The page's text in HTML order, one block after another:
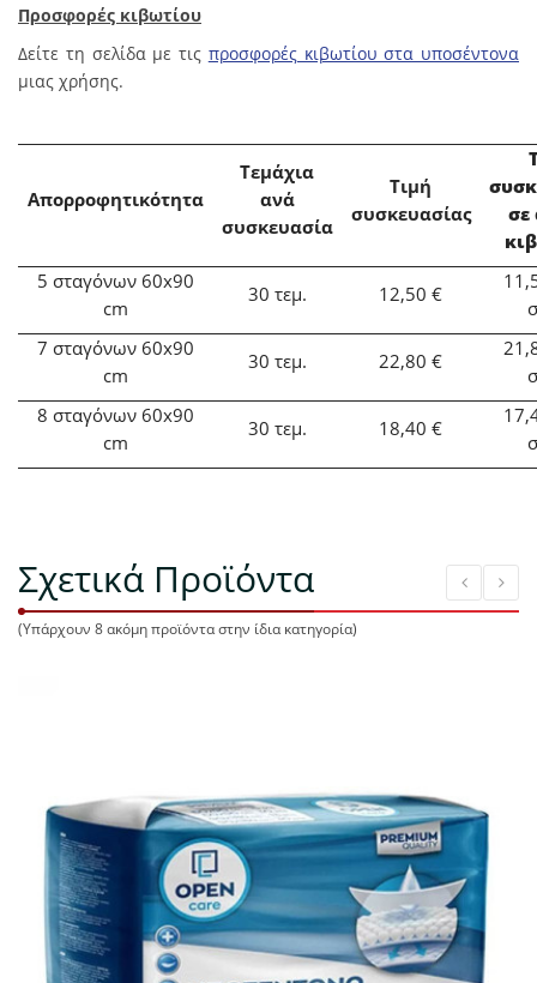
Προσφορές κιβωτίου
Δείτε τη σελίδα με τις προσφορές κιβωτίου στα υποσέντονα
μιας χρήσης.
Απορροφητικότητα
Τεμάχια
ανά
συσκευασία
Τιμή
συσκευασίας
σε
5 σταγόνων 60x90
cm
30 τεμ. 12,50 €
7 σταγόνων 60x90
cm
30 τεμ. 22,80 €
2
8 σταγόνων 60x90
cm
30 τεμ. 18,40 €
Σχετικά Προϊόντα
(Υπάρχουν 8 ακόμη προϊόντα στην ίδια κατηγορία)